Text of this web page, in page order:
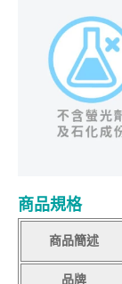
商品規格
商品簡述
品牌